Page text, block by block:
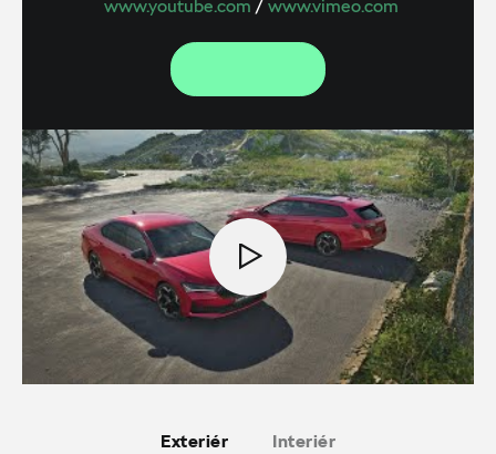
www.youtube.com / www.vimeo.com
Exteriér Interiér